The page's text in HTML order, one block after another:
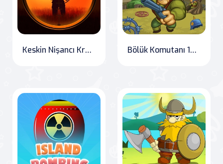
Keskin Nişancı Kral 2D Karanlık Şehir Bölük Komutanı 1917